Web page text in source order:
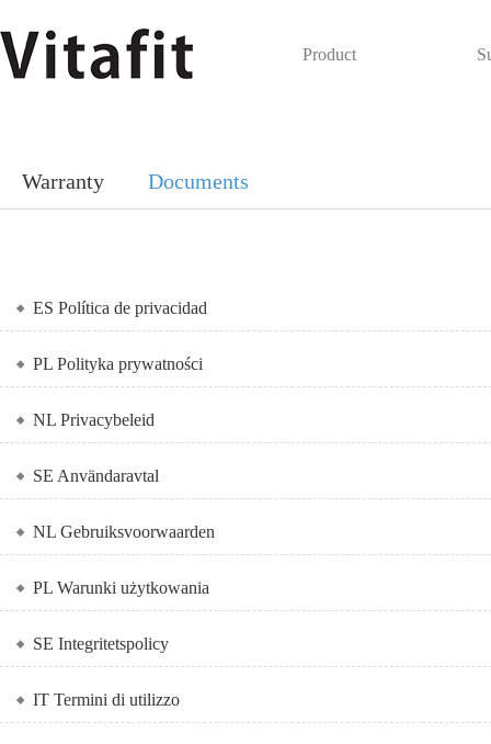
Product
Warranty Documents
ES Política de privacidad
PL Polityka prywatności
NL Privacybeleid
SE Användaravtal
NL Gebruiksvoorwaarden
PL Warunki użytkowania
SE Integritetspolicy
IT Termini di utilizzo